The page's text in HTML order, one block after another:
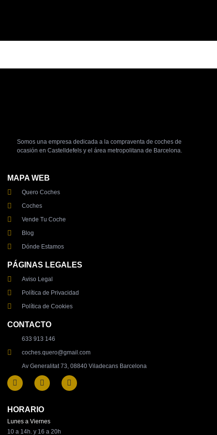
Somos una empresa dedicada a la compraventa de coches de
ocasión en Castelldefels y el área metropolitana de Barcelona.
MAPA WEB
Quero Coches
Coches
Vende Tu Coche
Blog
Dónde Estamos
PÁGINAS LEGALES
Aviso Legal
Política de Privacidad
Política de Cookies
CONTACTO
633 913 146
coches.quero@gmail.com
Av Generalitat 73, 08840 Viladecans Barcelona
HORARIO
Lunes a Viernes
10 a 14h. y 16 a 20h